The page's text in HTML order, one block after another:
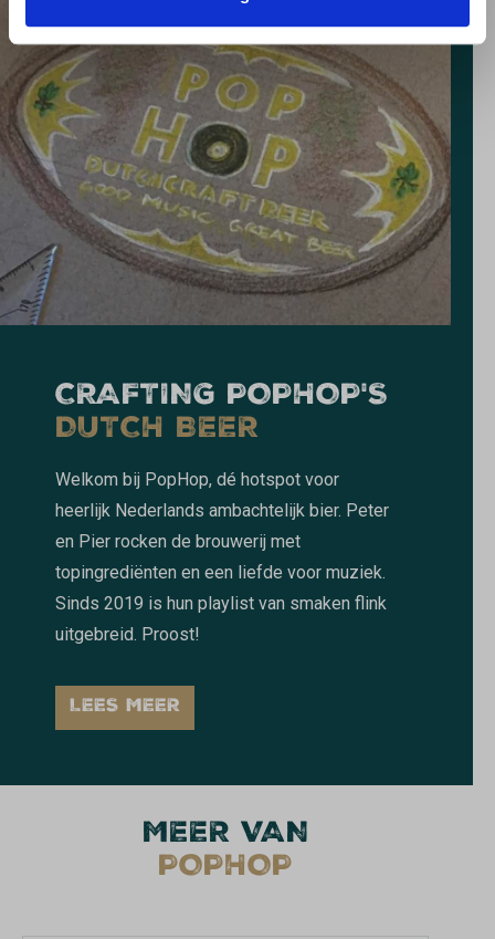
CRAFTING POPHOP'S
DUTCH BEER
Welkom bij PopHop, dé hotspot voor
heerlijk Nederlands ambachtelijk bier. Peter
en Pier rocken de brouwerij met
topingrediënten en een liefde voor muziek.
Sinds 2019 is hun playlist van smaken flink
uitgebreid. Proost!
LEES MEER
MEER VAN
POPHOP